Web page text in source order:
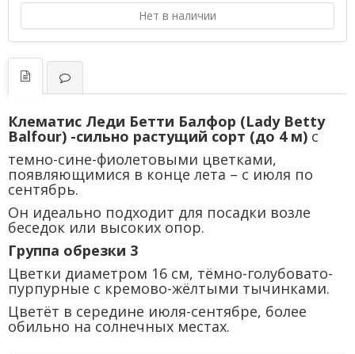
Нет в наличии
Клематис Леди Бетти Балфор (Lady Betty
Balfour) -сильно растущий сорт (до 4 м) с
темно-сине-фиолетовыми цветками,
появляющимися в конце лета – с июля по
сентябрь.
Он идеально подходит для посадки возле
беседок или высоких опор.
Группа обрезки 3
Цветки диаметром 16 см, тёмно-голубовато-
пурпурные с кремово-жёлтыми тычинками.
Цветёт в середине июля-сентябре, более
обильно на солнечных местах.